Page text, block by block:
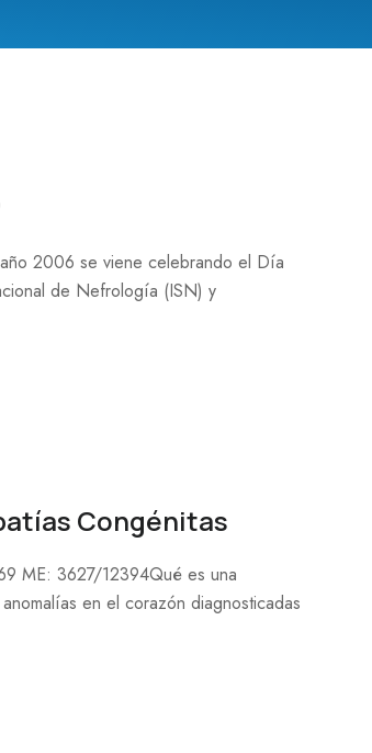
2006 se viene celebrando el Día
de Nefrología (ISN) y
Congénitas
ME: 3627/12394Qué es una
en el corazón diagnosticadas